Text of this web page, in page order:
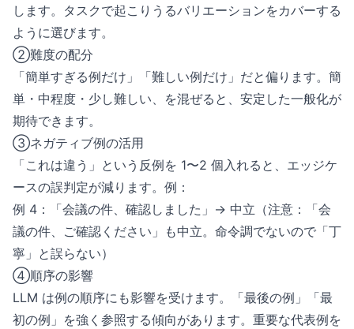
します。タスクで起こりうるバリエーションをカバーする
ように選びます。
②難度の配分
「簡単すぎる例だけ」「難しい例だけ」だと偏ります。簡
単・中程度・少し難しい、を混ぜると、安定した一般化が
期待できます。
③ネガティブ例の活用
「これは違う」という反例を 1〜2 個入れると、エッジケ
ースの誤判定が減ります。例：
例 4：「会議の件、確認しました」→ 中立（注意：「会
議の件、ご確認ください」も中立。命令調でないので「丁
寧」と誤らない）
④順序の影響
LLM は例の順序にも影響を受けます。「最後の例」「最
初の例」を強く参照する傾向があります。重要な代表例を